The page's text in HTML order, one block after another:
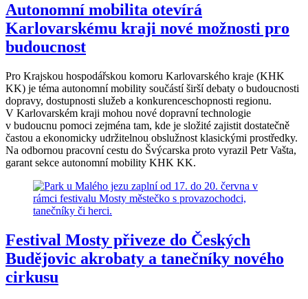
Autonomní mobilita otevírá
Karlovarskému kraji nové možnosti pro
budoucnost
Pro Krajskou hospodářskou komoru Karlovarského kraje (KHK
KK) je téma autonomní mobility součástí širší debaty o budoucnosti
dopravy, dostupnosti služeb a konkurenceschopnosti regionu.
V Karlovarském kraji mohou nové dopravní technologie
v budoucnu pomoci zejména tam, kde je složité zajistit dostatečně
častou a ekonomicky udržitelnou obslužnost klasickými prostředky.
Na odbornou pracovní cestu do Švýcarska proto vyrazil Petr Vašta,
garant sekce autonomní mobility KHK KK.
Festival Mosty přiveze do Českých
Budějovic akrobaty a tanečníky nového
cirkusu